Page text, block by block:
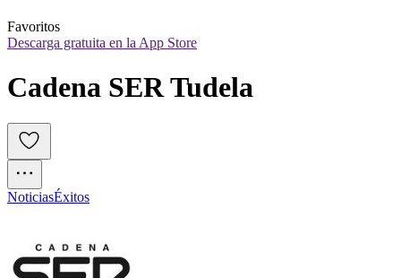
Favoritos
Descarga gratuita en la App Store
Cadena SER Tudela
NoticiasÉxitos